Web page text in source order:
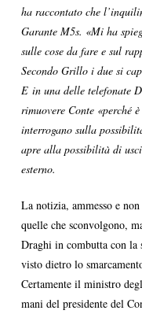
ha raccontato che
Garante M5s. «Mi ha
sulle cose da fare e sul
Secondo Grillo i due si
E in una delle telefonate
rimuovere Conte «perché
interrogano sulla
apre alla possibilità di
esterno.
La notizia, ammesso e
quelle che sconvolgono,
Draghi in combutta con la
visto dietro lo
Certamente il ministro
mani del presidente del